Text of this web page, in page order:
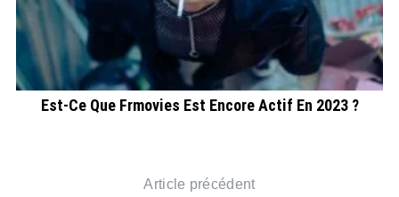
Est-Ce Que Frmovies Est Encore Actif En 2023 ?
Article précédent